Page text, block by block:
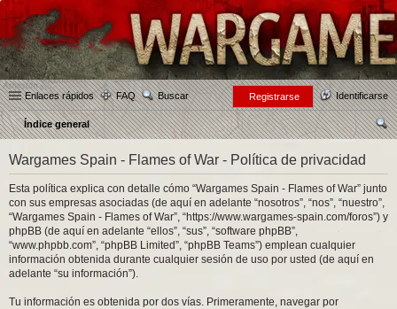
Enlaces rápidos FAQ Buscar Identificarse
Registrarse
Índice general
Wargames Spain - Flames of War - Política de privacidad
Esta política explica con detalle cómo “Wargames Spain - Flames of War” junto
con sus empresas asociadas (de aquí en adelante “nosotros”, “nos”, “nuestro”,
“Wargames Spain - Flames of War”, “https://www.wargames-spain.com/foros”) y
phpBB (de aquí en adelante “ellos”, “sus”, “software phpBB”,
“www.phpbb.com”, “phpBB Limited”, “phpBB Teams”) emplean cualquier
información obtenida durante cualquier sesión de uso por usted (de aquí en
adelante “su información”).
Tu información es obtenida por dos vías. Primeramente, navegar por